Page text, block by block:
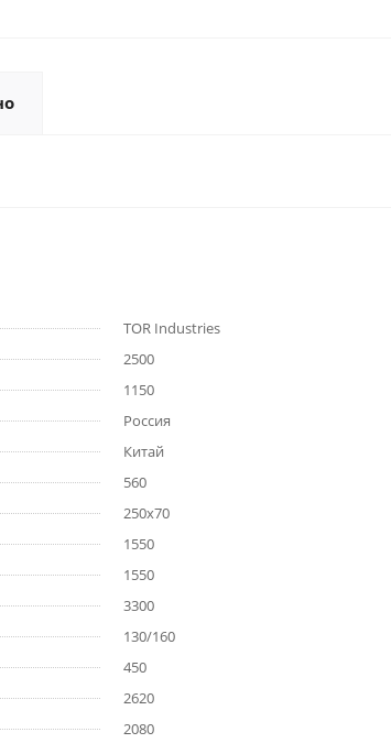
TOR Industries
2500
1150
Россия
Китай
560
250х70
1550
1550
3300
130/160
450
2620
2080